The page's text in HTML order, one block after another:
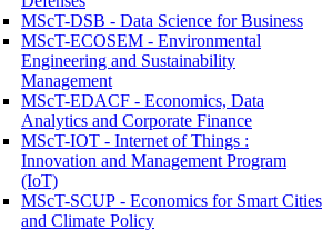
MScT-DSB - Data Science for Business
MScT-ECOSEM - Environmental
Engineering and Sustainability
Management
MScT-EDACF - Economics, Data
Analytics and Corporate Finance
MScT-IOT - Internet of Things :
Innovation and Management Program
(IoT)
MScT-SCUP - Economics for Smart Cities
and Climate Policy